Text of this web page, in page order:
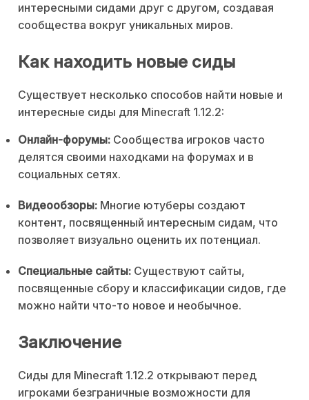
интересными сидами друг с другом, создавая
сообщества вокруг уникальных миров.
Как находить новые сиды
Существует несколько способов найти новые и
интересные сиды для Minecraft 1.12.2:
Онлайн-форумы: Сообщества игроков часто
делятся своими находками на форумах и в
социальных сетях.
Видеообзоры: Многие ютуберы создают
контент, посвященный интересным сидам, что
позволяет визуально оценить их потенциал.
Специальные сайты: Существуют сайты,
посвященные сбору и классификации сидов, где
можно найти что-то новое и необычное.
Заключение
Сиды для Minecraft 1.12.2 открывают перед
игроками безграничные возможности для